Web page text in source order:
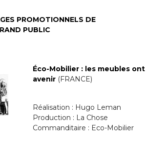
PROMOTIONNELS DE
PUBLIC
Éco-Mobilier : les meubles
avenir (FRANCE)
Réalisation : Hugo Leman
Production : La Chose
Commanditaire : Eco-Mobilier